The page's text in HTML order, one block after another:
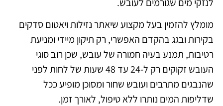
מומלץ להזמין בעל מקצוע שיאתר נזילות ויאטום סדקים
בקירות ובגג בהקדם האפשרי, רק תיקון מיידי ומניעת
רטיבות, תמנע בעיה חמורה של עובש, שכן רוב סוגי
העובש זקוקים רק ל-24 עד 48 שעות של לחות לפני
שהנבגים מתרבים ועובש שחור ומסוכן מופיע ככל
שדליפות המים נותרו ללא טיפול, לאורך זמן.